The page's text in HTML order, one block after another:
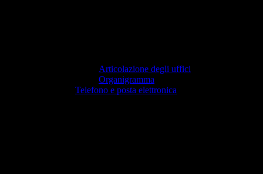
Articolazione degli uffici
Organigramma
Telefono e posta elettronica